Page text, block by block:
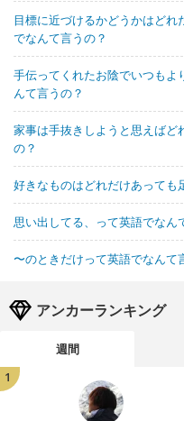
目標に近づけるかどうかはど
でなんて言うの？
手伝ってくれたお陰でいつもよ
んて言うの？
家事は手抜きしようと思えばど
の？
好きなものはどれだけあっても
思い出してる、って英語でなん
〜のときだけって英語でなんて
アンカーランキング
週間
1